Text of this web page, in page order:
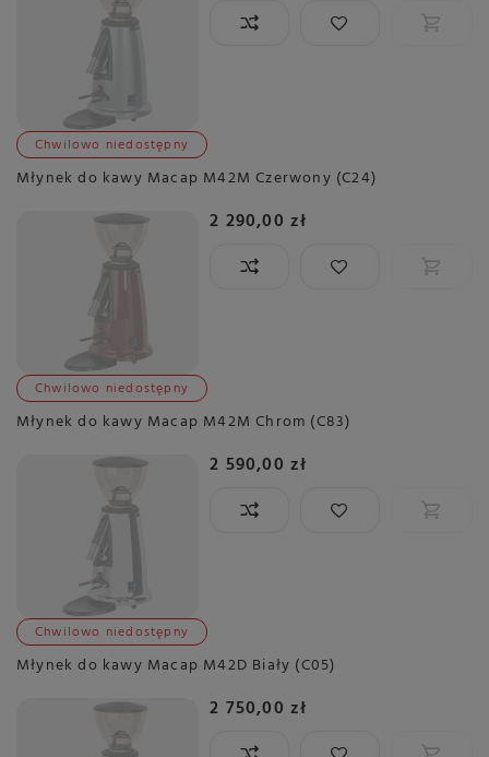
Chwilowo niedostępny
Młynek do kawy Macap M42M Czerwony (C24)
2 290,00 zł
Chwilowo niedostępny
Młynek do kawy Macap M42M Chrom (C83)
2 590,00 zł
Chwilowo niedostępny
Młynek do kawy Macap M42D Biały (C05)
2 750,00 zł